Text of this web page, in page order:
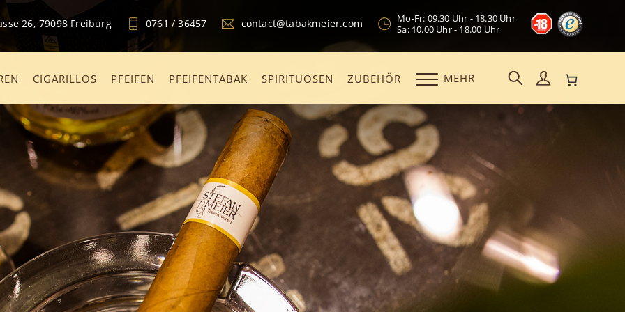
26, 79098 Freiburg 0761 / 36457 contact@tabakmeier.com
Mo-Fr: 09.30 Uhr - 18.30 Uhr
Sa: 10.00 Uhr - 18.00 Uhr
CIGARILLOS PFEIFEN PFEIFENTABAK SPIRITUOSEN ZUBEHÖR MEHR